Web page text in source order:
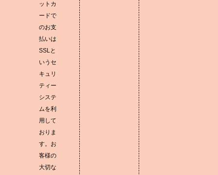
ットカ
ードで
のお支
払いは
SSLと
いうセ
キュリ
ティー
システ
ムを利
用して
おりま
す。お
客様の
大切な